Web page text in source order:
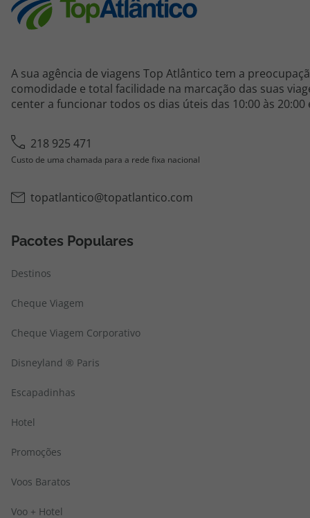
A sua agência de viagens Top Atlântico tem a
comodidade e total facilidade na marcação das suas
center a funcionar todos os dias úteis das 10:00 às 20:00
218 925 471
Custo de uma chamada para a rede fixa nacional
topatlantico@topatlantico.com
Pacotes Populares
Destinos
Cheque Viagem
Cheque Viagem Corporativo
Disneyland ® Paris
Escapadinhas
Hotel
Promoções
Voos Baratos
Voo + Hotel